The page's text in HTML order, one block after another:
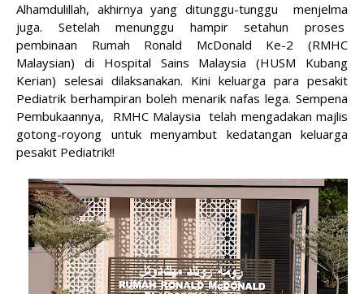
Alhamdulillah, akhirnya yang ditunggu-tunggu menjelma
juga. Setelah menunggu hampir setahun proses
pembinaan Rumah Ronald McDonald Ke-2 (RMHC
Malaysian) di Hospital Sains Malaysia (HUSM Kubang
Kerian) selesai dilaksanakan. Kini keluarga para pesakit
Pediatrik berhampiran boleh menarik nafas lega. Sempena
Pembukaannya, RMHC Malaysia telah mengadakan majlis
gotong-royong untuk menyambut kedatangan keluarga
pesakit Pediatrik!!